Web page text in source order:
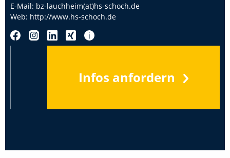
E-Mail: bz-lauchheim(at)hs-schoch.de
Web: http://www.hs-schoch.de
Infos anfordern